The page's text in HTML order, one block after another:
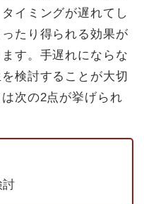
イミングが遅れてし
たり得られる効果が
す。手遅れにならな
検討することが大切
次の2点が挙げられ
討